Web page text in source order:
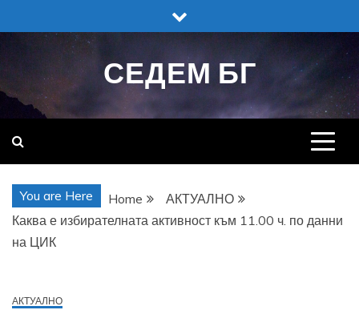
to
СЕДЕМ БГ
You are Here Home
АКТУАЛНО
Каква е избирателната активност към 11.00 ч. по данни
на ЦИК
АКТУАЛНО